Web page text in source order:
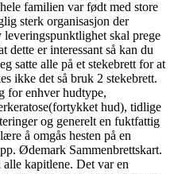
familien var født med store
sterk organisasjon der
skal prege
dette er interessant så kan du
satte alle på et stekebrett for at
ikke det så bruk 2 stekebrett.
for enhver hudtype,
hud), tidlige
og generelt en fuktfattig
å omgås hesten på en
Ødemark Sammenbrettskart.
kapitlene. Det var en